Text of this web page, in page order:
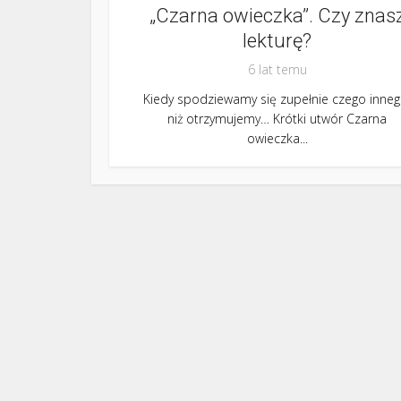
„Czarna owieczka”. Czy
lekturę?
6 lat temu
Kiedy spodziewamy się zupełnie czego
niż otrzymujemy… Krótki utwór Czarna
owieczka...